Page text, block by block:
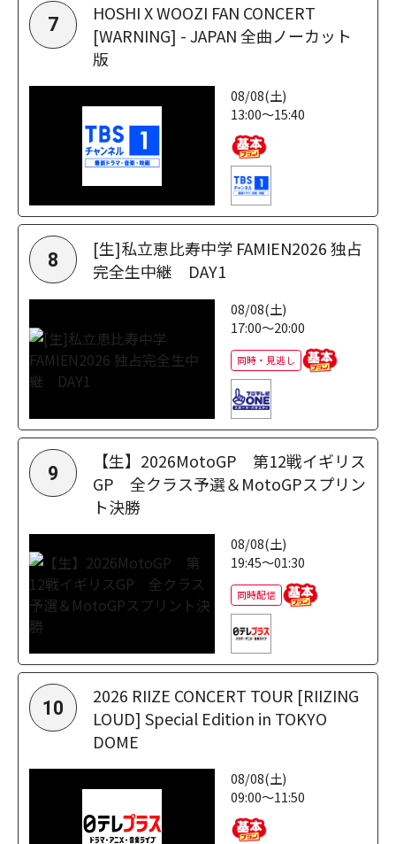
7
HOSHI X WOOZI FAN CONCERT
[WARNING] - JAPAN 全曲ノーカット
版
08/08(土)
13:00～15:40
8
[生]私立恵比寿中学 FAMIEN2026 独占
完全生中継 DAY1
08/08(土)
17:00～20:00
同時・見逃し
9
【生】2026MotoGP 第12戦イギリス
GP 全クラス予選＆MotoGPスプリン
ト決勝
08/08(土)
19:45～01:30
同時配信
10
2026 RIIZE CONCERT TOUR [RIIZING
LOUD] Special Edition in TOKYO
DOME
08/08(土)
09:00～11:50